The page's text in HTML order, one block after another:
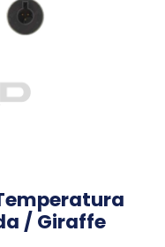
/ Giraffe